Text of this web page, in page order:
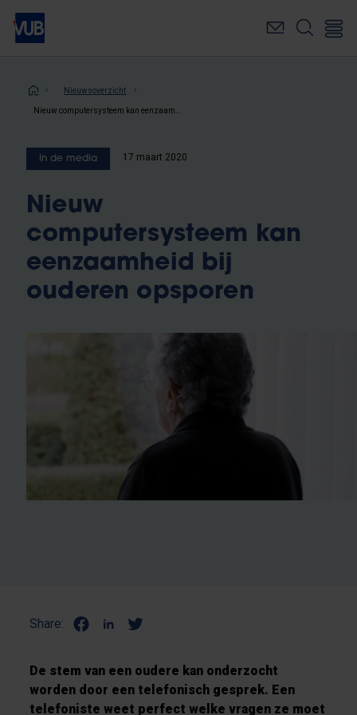
Overslaan
naar
inhoudKruimelpad
Nieuwsoverzicht
In de media 17 maart 2020
Nieuw
computersysteem kan
eenzaamheid bij
ouderen opsporen
Share:
De stem van een oudere kan onderzocht
worden door een telefonisch gesprek. Een
telefoniste weet perfect welke vragen ze moet